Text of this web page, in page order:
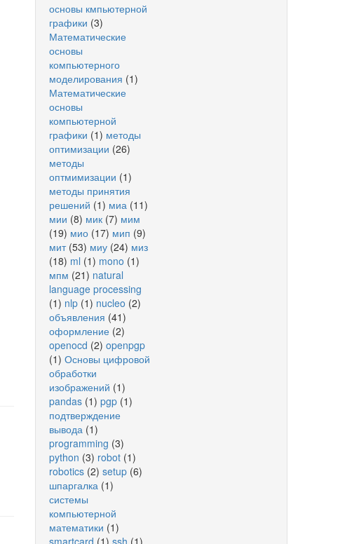
основы кмпьютерной
графики (3)
Математические
основы
компьютерного
моделирования (1)
Математические
основы
компьютерной
графики (1) методы
оптимизации (26)
методы
оптмимизации (1)
методы принятия
решений (1) миа (11)
мии (8) мик (7) мим
(19) мио (17) мип (9)
мит(53) миу (24) миз
(18) ml (1) mono (1)
мпм (21) natural
language processing
(1) nlp (1) nucleo (2)
объявления (41)
оформление (2)
openocd (2) openpgp
(1) Основы цифровой
обработки
изображений (1)
pandas (1) pgp (1)
подтверждение
вывода (1)
programming (3)
python (3) robot (1)
robotics (2) setup (6)
шпаргалка (1)
системы
компьютерной
математики (1)
smartcard (1) ssh (1)